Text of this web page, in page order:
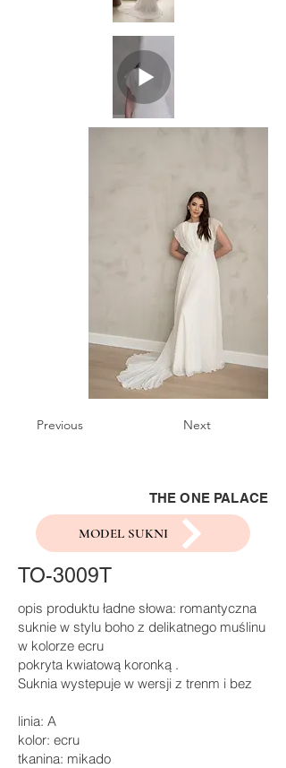
Previous Next
THE ONE PALACE
MODEL SUKNI
TO-3009T
opis produktu ładne słowa: romantyczna
suknie w stylu boho z delikatnego muślinu
w kolorze ecru
pokryta kwiatową koronką .
Suknia wystepuje w wersji z trenm i bez
linia: A
kolor: ecru
tkanina: mikado